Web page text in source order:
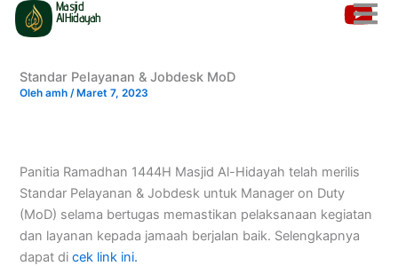
Lewati
Masjid
AlHidayah
Standar Pelayanan & Jobdesk MoD
Olehamh/ Maret 7, 2023
Panitia Ramadhan 1444H Masjid Al-Hidayah telah merilis
Standar Pelayanan & Jobdesk untuk Manager on Duty
(MoD) selama bertugas memastikan pelaksanaan kegiatan
dan layanan kepada jamaah berjalan baik. Selengkapnya
dapat dicek link ini.